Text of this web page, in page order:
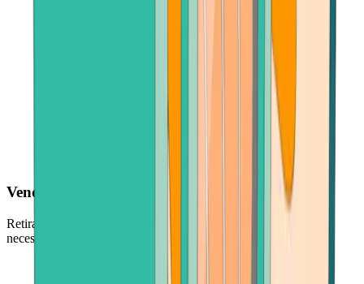
Vender cualquier cantidad
Retira cantidades grandes o pequeñas, lo que se ajuste a tus
necesidades